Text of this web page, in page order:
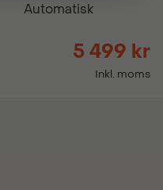
Automatisk
5 499 kr
Inkl. moms